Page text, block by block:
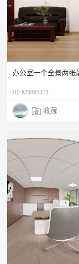
办公室一个全景两张
ID: M0095471
 收藏